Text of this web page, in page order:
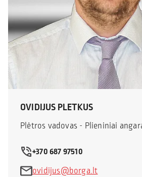
OVIDIJUS PLETKUS
Plėtros vadovas - Plieniniai
+370 687 97510
ovidijus@borga.lt